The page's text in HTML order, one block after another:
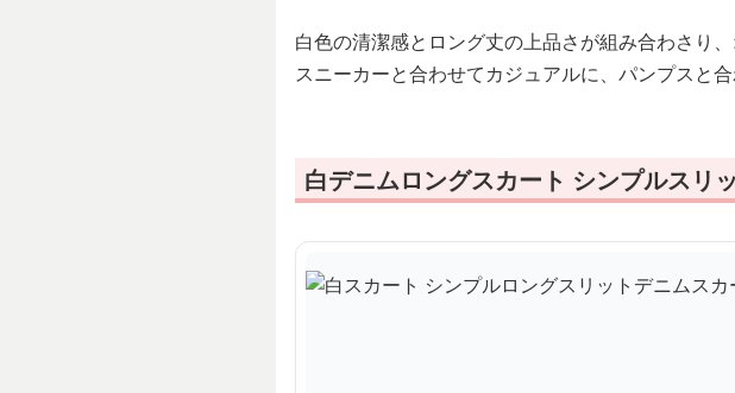
白色の清潔感とロング丈の上品さが組み合わさり
スニーカーと合わせてカジュアルに、パンプスと
白デニムロングスカート シンプルスリ